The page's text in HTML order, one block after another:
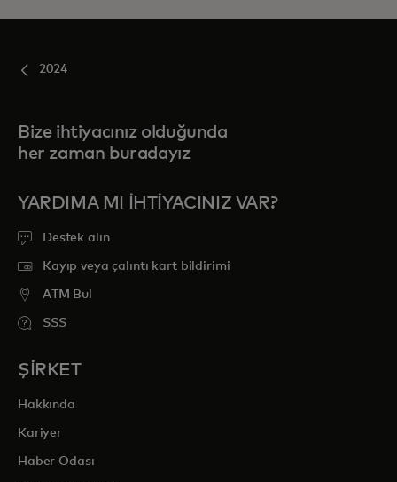
2024
Bize ihtiyacınız olduğunda
her zaman buradayız
YARDIMA MI IHTIYACINIZ VAR?
Destek alın
Kayıp veya çalıntı kart bildirimi
ATM Bul
SSS
ŞİRKET
Hakkında
Kariyer
Haber Odası